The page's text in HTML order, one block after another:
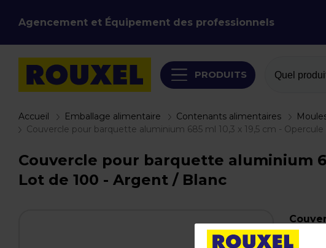
Agencement et Équipement des professionnels
PRODUITS Quel
Accueil Emballage alimentaire Contenants alimentaires
Couvercle pour barquette aluminium 685 ml 10,3 x 19,5 cm -
Couvercle pour barquette aluminium
Lot de 100 - Argent / Blanc
19,5